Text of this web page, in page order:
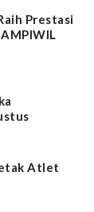
Prestasi
Atlet